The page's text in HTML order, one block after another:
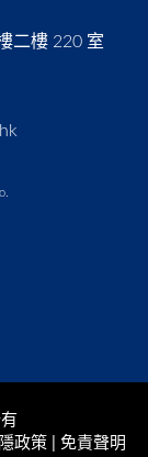
二樓 220 室
政策 | 免責聲明